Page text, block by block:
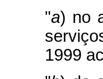
"a) no
1999